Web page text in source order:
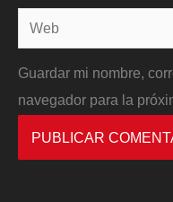
Web
Guardar mi nombre,
navegador para la